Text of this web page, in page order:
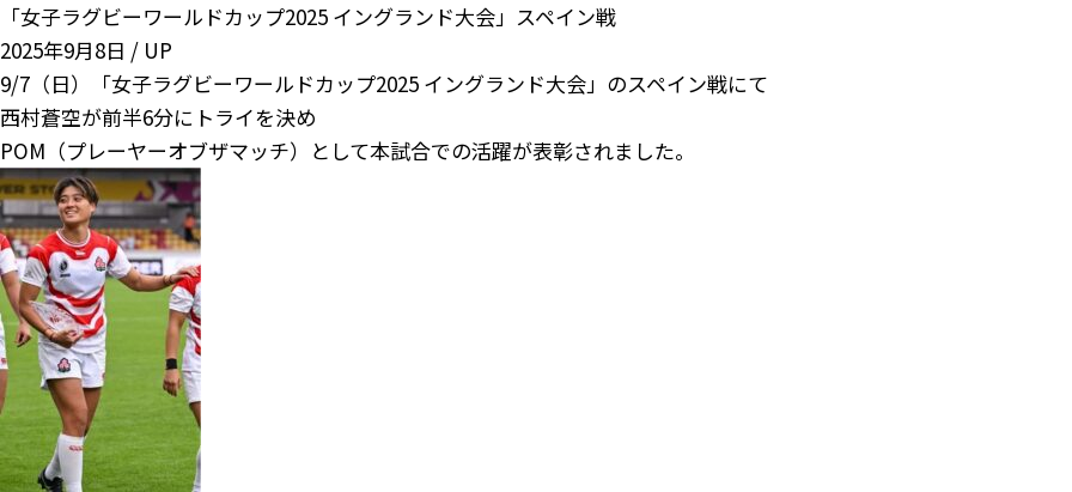
「女子ラグビーワールドカップ2025 イングランド大会」スペイン戦
2025年9月8日 / UP
9/7（日）「女子ラグビーワールドカップ2025 イングランド大会」のスペイン戦にて
西村蒼空が前半6分にトライを決め
POM（プレーヤーオブザマッチ）として本試合での活躍が表彰されました。